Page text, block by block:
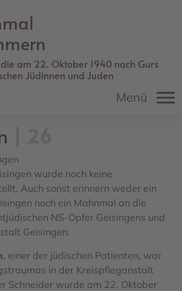
am 22. Oktober 1940 nach Gurs
Jüdinnen und Juden
Menü
wurde noch keine
Auch sonst erinnern weder ein
noch ein Mahnmal an die
NS-Opfer Geisingens und
Geisingen.
, einer der jüdischen Patienten, war
in der Kreispfleganstalt
Schneider wurde am 22. Oktober